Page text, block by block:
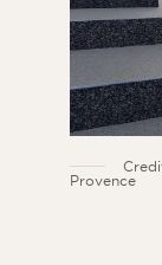
Provence